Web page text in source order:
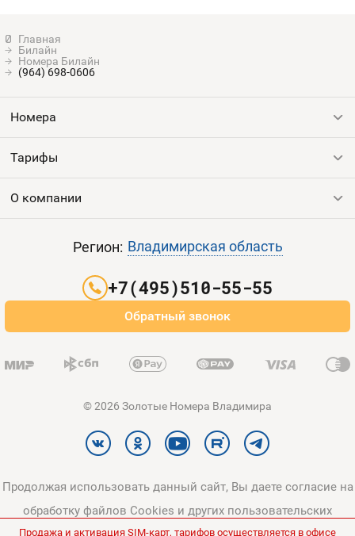
Билайн
Номера Билайн
(964) 698-0606
Номера
Все номера
Тарифы
Выгодные тарифы
О компании
Оплата и доставка
Регион: Владимирская область
+7(495)510-55-55
Обратный звонок
© 2026 Золотые Номера Владимира
Продолжая использовать данный сайт, Вы даете согласие на
обработку файлов Cookies и других пользовательских
Продажа и активация SIM-карт, тарифов осуществляется в офисе